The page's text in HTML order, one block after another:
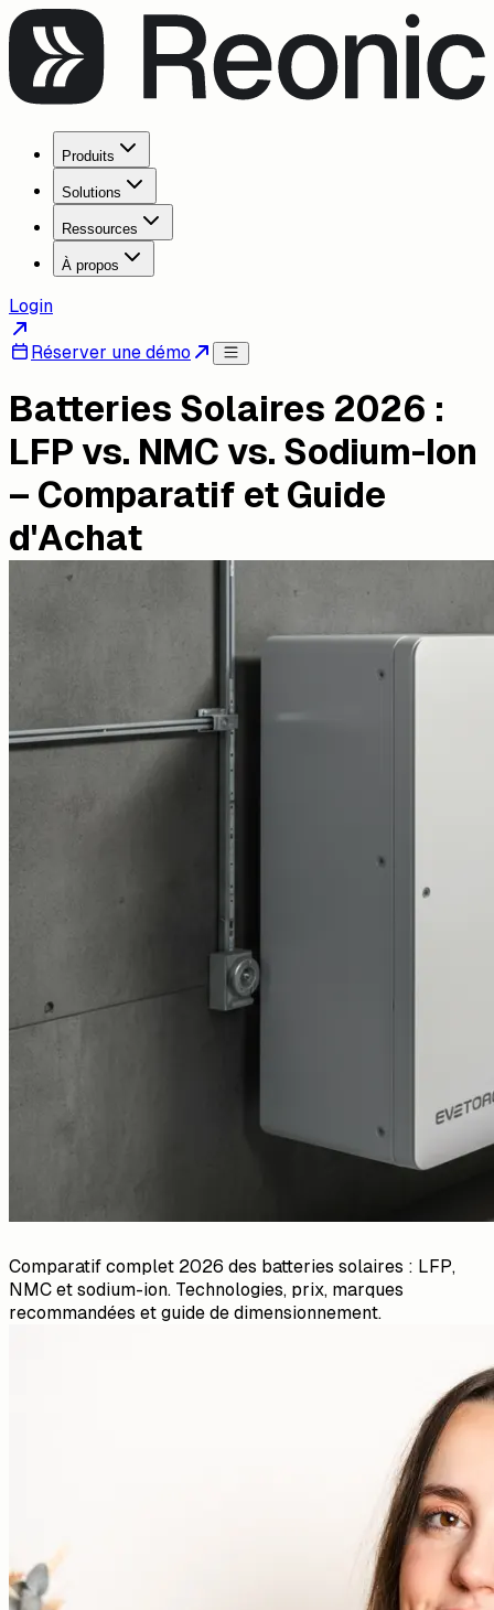
Produits
Solutions
Ressources
À propos
Login
Réserver une démo
Batteries Solaires 2026 :
LFP vs. NMC vs. Sodium-Ion
– Comparatif et Guide
d'Achat
Comparatif complet 2026 des batteries solaires : LFP,
NMC et sodium-ion. Technologies, prix, marques
recommandées et guide de dimensionnement.